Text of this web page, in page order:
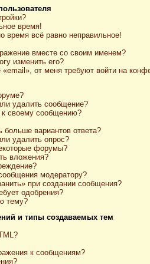
время!
время всё равно неправильное!
вместе со своим именем?
изменить его?
от меня требуют войти на
удалить сообщение?
к своему сообщению?
больше вариантов ответа?
удалить опрос?
форумы?
вложения?
модератору?
при создании сообщения?
одобрения?
тему?
и типы создаваемых тем
к сообщениям?